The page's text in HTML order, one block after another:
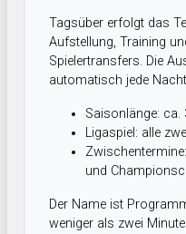
Tagsüber erfolgt das
Aufstellung, Training
Spielertransfers. Die
automatisch jede
Saisonlänge: ca.
Ligaspiel: alle
und
Der Name ist
weniger als zwei